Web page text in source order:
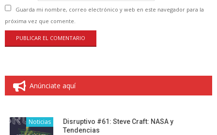
Guarda mi nombre, correo electrónico y web en este navegador para la
próxima vez que comente.
Anúnciate aquí
Noticias
Disruptivo #61: Steve Craft: NASA y
Tendencias